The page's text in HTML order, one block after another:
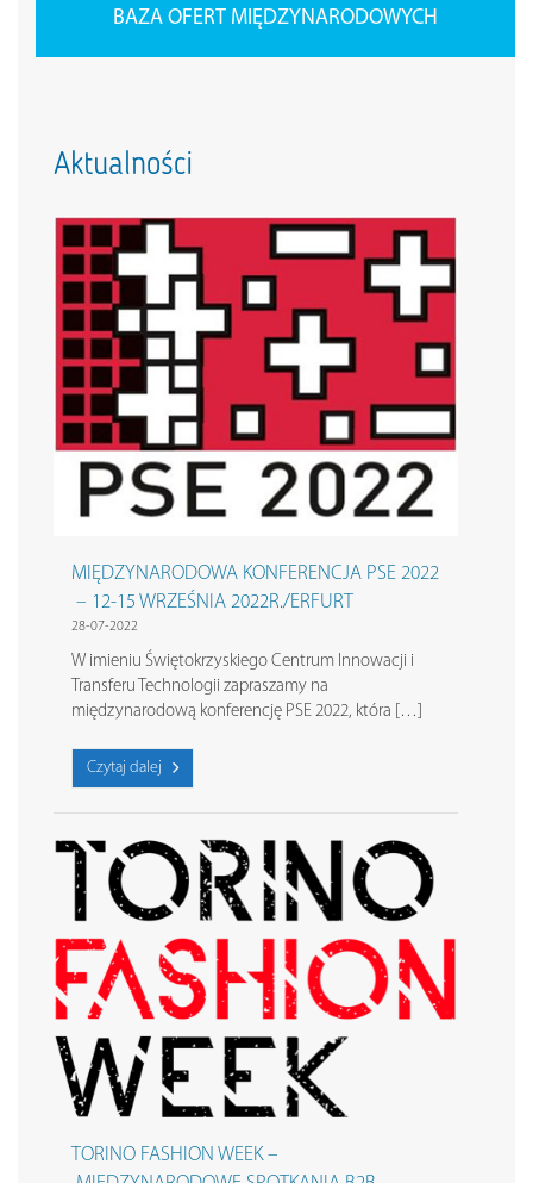
BAZA OFERT MIĘDZYNARODOWYCH
Aktualności
MIĘDZYNARODOWA KONFERENCJA PSE 2022
– 12-15 WRZEŚNIA 2022R./ERFURT
28-07-2022
W imieniu Świętokrzyskiego Centrum Innowacji i
Transferu Technologii zapraszamy na
międzynarodową konferencję PSE 2022, która […]
Czytaj dalej
TORINO FASHION WEEK –